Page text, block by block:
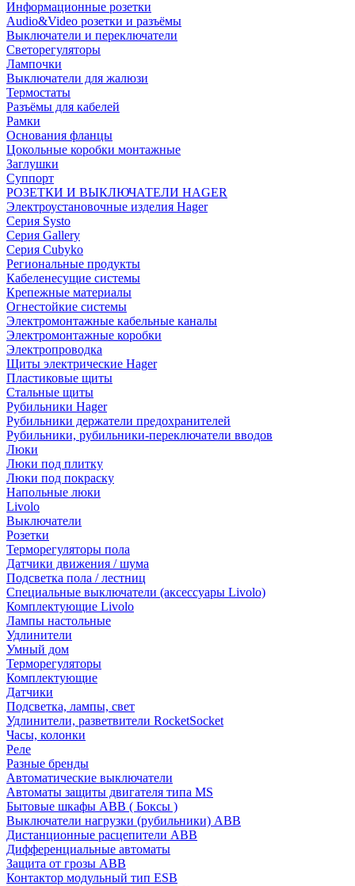
Информационные розетки
Audio&Video розетки и разъёмы
Выключатели и переключатели
Светорегуляторы
Лампочки
Выключатели для жалюзи
Термостаты
Разъёмы для кабелей
Рамки
Основания фланцы
Цокольные коробки монтажные
Заглушки
Суппорт
РОЗЕТКИ И ВЫКЛЮЧАТЕЛИ HAGER
Электроустановочные изделия Hager
Серия Systo
Серия Gallery
Серия Cubyko
Региональные продукты
Кабеленесущие системы
Крепежные материалы
Огнестойкие системы
Электромонтажные кабельные каналы
Электромонтажные коробки
Электропроводка
Щиты электрические Hager
Пластиковые щиты
Стальные щиты
Рубильники Hager
Рубильники держатели предохранителей
Рубильники, рубильники-переключатели вводов
Люки
Люки под плитку
Люки под покраску
Напольные люки
Livolo
Выключатели
Розетки
Терморегуляторы пола
Датчики движения / шума
Подсветка пола / лестниц
Специальные выключатели (аксессуары Livolo)
Комплектующие Livolo
Лампы настольные
Удлинители
Умный дом
Терморегуляторы
Комплектующие
Датчики
Подсветка, лампы, свет
Удлинители, разветвители RocketSocket
Часы, колонки
Реле
Разные бренды
Автоматические выключатели
Автоматы защиты двигателя типа MS
Бытовые шкафы ABB ( Боксы )
Выключатели нагрузки (рубильники) ABB
Дистанционные расцепители ABB
Дифференциальные автоматы
Защита от грозы ABB
Контактор модульный тип ESB